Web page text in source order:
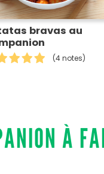
bravas au
(4 notes)
À